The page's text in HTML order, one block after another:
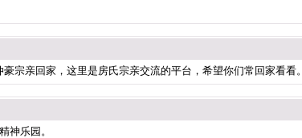
宗亲回家，这里是房氏宗亲交流的平台，希望你们常回家看看。
乐园。